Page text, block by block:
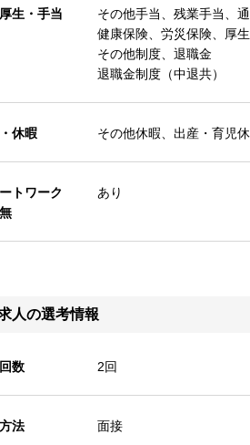
生・手当
その他手当、残業手当、
健康保険、労災保険、厚
その他制度、退職金
退職金制度（中退共）
休暇 その他休暇、出産・育児
トワーク
あり
人の選考情報
数 2回
法 面接